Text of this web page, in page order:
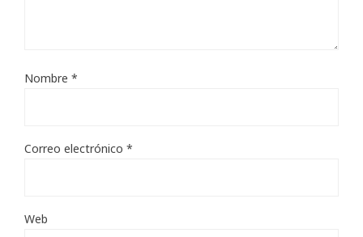
Nombre *
Correo electrónico *
Web